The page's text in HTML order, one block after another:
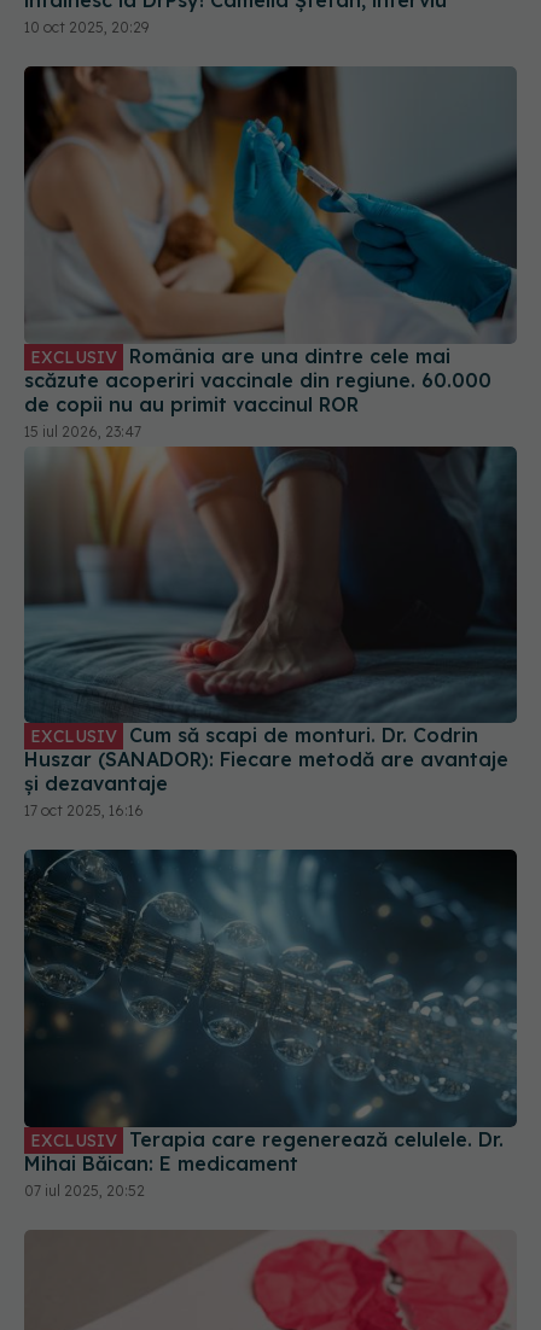
10 oct 2025, 20:29
EXCLUSIV
scăzute acoperiri vaccinale din regiune. 60.000
de copii nu au primit vaccinul ROR
15 iul 2026, 23:47
EXCLUSIV
Huszar (SANADOR): Fiecare metodă are avantaje
și dezavantaje
17 oct 2025, 16:16
EXCLUSIV
Mihai Băican: E medicament
07 iul 2025, 20:52